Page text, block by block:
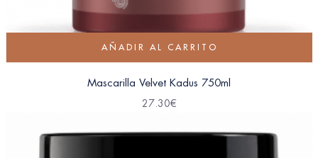
AÑADIR AL CARRITO
Mascarilla Velvet Kadus 750ml
27.30€